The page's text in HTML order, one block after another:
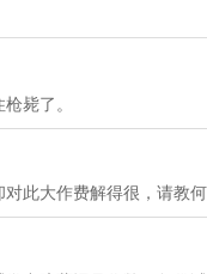
毙了。
此大作费解得很，请教